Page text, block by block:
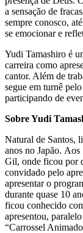
a sensação de
sempre conosco, até
se emocionar e
Yudi Tamashiro é
carreira como
cantor. Além de
segue em turnê
participando de
Sobre Yudi
Natural de Santos,
anos no Japão. Aos
Gil, onde ficou por
convidado pelo
apresentar o
durante quase 10
ficou conhecido
apresentou,
“Carrossel